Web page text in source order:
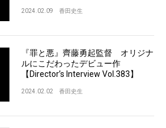
2024.02.09 香田史生
『罪と悪』齊藤勇起監督 オリジナ
ルにこだわったデビュー作
【Director’s Interview Vol.383】
2024.02.02 香田史生